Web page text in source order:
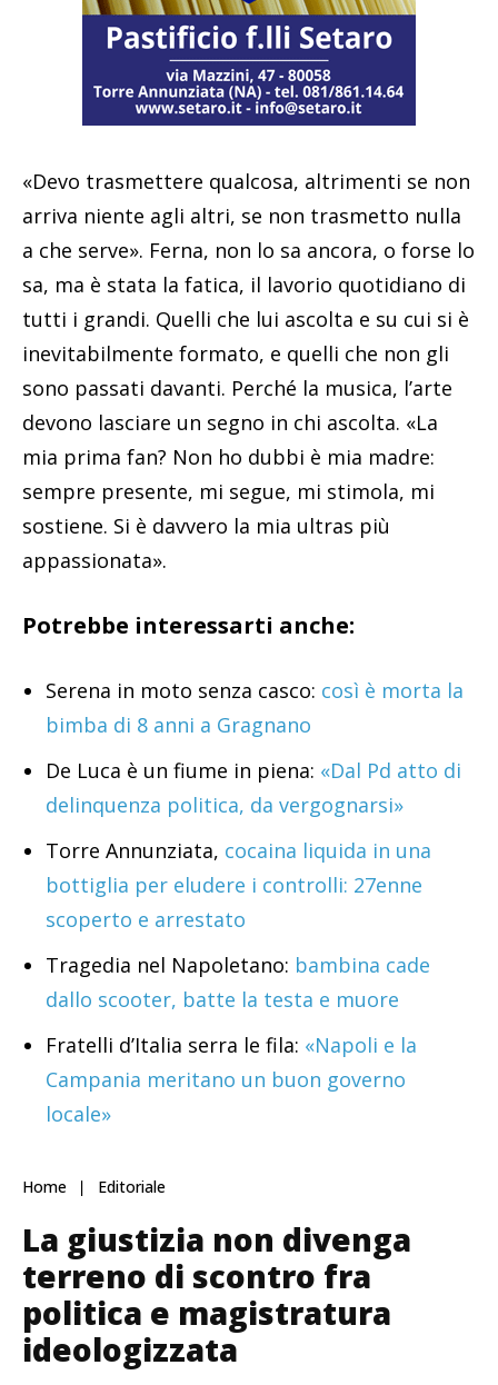
«Devo trasmettere qualcosa, altrimenti se non
arriva niente agli altri, se non trasmetto nulla
a che serve». Ferna, non lo sa ancora, o forse lo
sa, ma è stata la fatica, il lavorio quotidiano di
tutti i grandi. Quelli che lui ascolta e su cui si è
inevitabilmente formato, e quelli che non gli
sono passati davanti. Perché la musica, l’arte
devono lasciare un segno in chi ascolta. «La
mia prima fan? Non ho dubbi è mia madre:
sempre presente, mi segue, mi stimola, mi
sostiene. Si è davvero la mia ultras più
appassionata».
Potrebbe interessarti anche:
Serena in moto senza casco: così è morta la
bimba di 8 anni a Gragnano
De Luca è un fiume in piena: «Dal Pd atto di
delinquenza politica, da vergognarsi»
Torre Annunziata, cocaina liquida in una
bottiglia per eludere i controlli: 27enne
scoperto e arrestato
Tragedia nel Napoletano: bambina cade
dallo scooter, batte la testa e muore
Fratelli d’Italia serra le fila: «Napoli e la
Campania meritano un buon governo
locale»
Home Editoriale
La giustizia non divenga
terreno di scontro fra
politica e magistratura
ideologizzata